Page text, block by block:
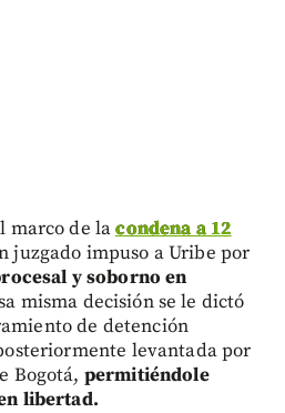
marco de lacondena a 12
juzgado impuso a Uribe por
y soborno en
misma decisión se le dictó
de detención
levantada por
Bogotá, permitiéndole
libertad.